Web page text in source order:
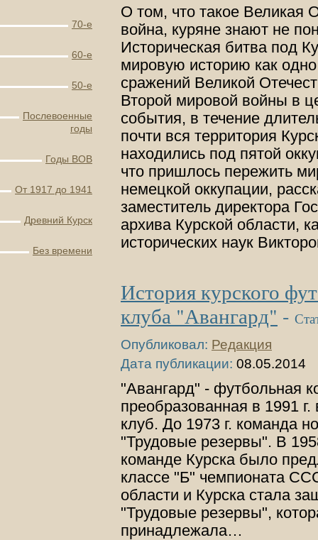
70-е
60-е
50-е
Послевоенные
годы
Годы ВОВ
От 1917 до 1941
Древний Курск
Без времени
О том, что такое Великая
война, куряне знают не
Историческая битва под
мировую историю как
сражений Великой
Второй мировой войны в
события, в течение
почти вся территория
находились под пятой
что пришлось пережить
немецкой оккупации,
заместитель директора
архива Курской области,
исторических наук
История курского
клуба "Авангард" -
Опубликовал: Редакция
Дата публикации: 08.05.2014
"Авангард" - футбольная
преобразованная в 1991
клуб. До 1973 г. команда
"Трудовые резервы". В
команде Курска было
классе "Б" чемпионата
области и Курска стала
"Трудовые резервы",
принадлежала…